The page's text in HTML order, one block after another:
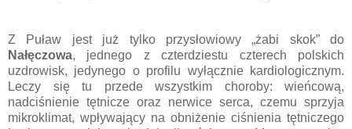
Z Puław jest już tylko przysłowiowy „żabi skok” do
Nałęczowa, jednego z czterdziestu czterech polskich
uzdrowisk, jedynego o profilu wyłącznie kardiologicznym.
Leczy się tu przede wszystkim choroby: wieńcową,
nadciśnienie tętnicze oraz nerwice serca, czemu sprzyja
mikroklimat, wpływający na obniżenie ciśnienia tętniczego